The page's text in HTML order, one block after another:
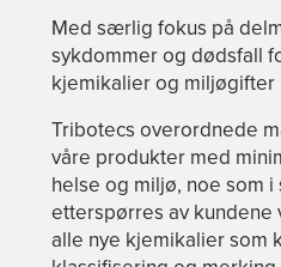
Med særlig fokus på
sykdommer og dødsfall
kjemikalier og miljøgifter
Tribotecs overordnede
våre produkter med
helse og miljø, noe som
etterspørres av kundene
alle nye kjemikalier som